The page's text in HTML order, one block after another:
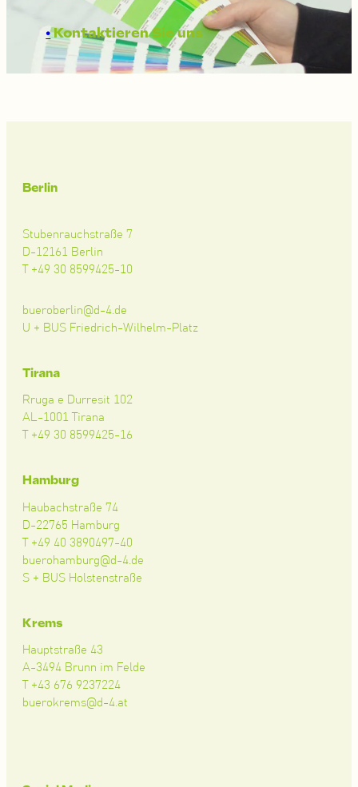
•Kontaktieren Sie uns
Berlin
Stubenrauchstraße 7
D-12161 Berlin
T +49 30 8599425-10
bueroberlin@d-4.de
U + BUS Friedrich-Wilhelm-Platz
Tirana
Rruga e Durresit 102
AL-1001 Tirana
T +49 30 8599425-16
Hamburg
Haubachstraße 74
D-22765 Hamburg
T +49 40 3890497-40
buerohamburg@d-4.de
S + BUS Holstenstraße
Krems
Hauptstraße 43
A-3494 Brunn im Felde
T +43 676 9237224
buerokrems@d-4.at